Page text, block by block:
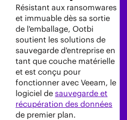
Résistant aux ransomwares
et immuable dès sa sortie
de l'emballage, Ootbi
soutient les solutions de
sauvegarde d'entreprise en
tant que couche matérielle
et est conçu pour
fonctionner avec Veeam, le
logiciel de sauvegarde et
récupération des données
de premier plan.